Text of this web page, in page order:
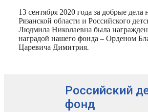
13 сентября 2020 года за добрые дела
Рязанской области и Российского
Людмила Николаевна была
наградой нашего фонда – Орденом
Царевича Димитрия.
Российский
фонд